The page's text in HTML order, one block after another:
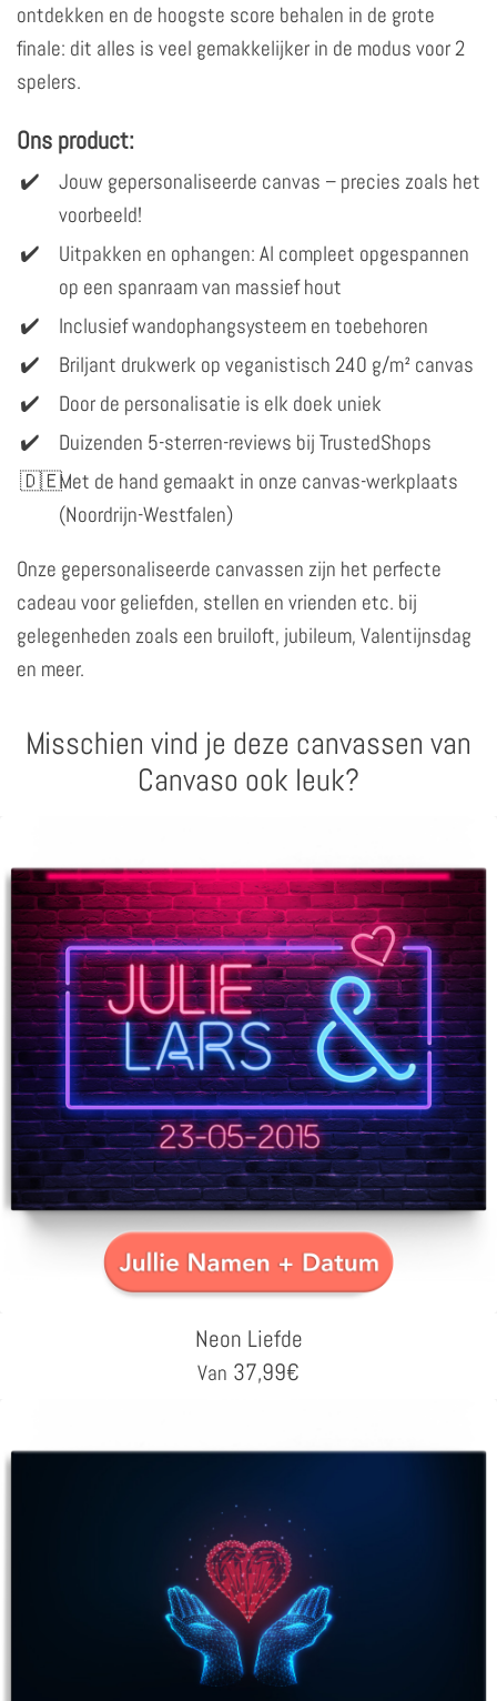
ontdekken en de hoogste score behalen in de grote
finale: dit alles is veel gemakkelijker in de modus voor 2
spelers.
Ons product:
Jouw gepersonaliseerde canvas – precies zoals het
voorbeeld!
Uitpakken en ophangen: Al compleet opgespannen
op een spanraam van massief hout
Inclusief wandophangsysteem en toebehoren
Briljant drukwerk op veganistisch 240 g/m² canvas
Door de personalisatie is elk doek uniek
Duizenden 5-sterren-reviews bij TrustedShops
Met de hand gemaakt in onze canvas-werkplaats
(Noordrijn-Westfalen)
Onze gepersonaliseerde canvassen zijn het perfecte
cadeau voor geliefden, stellen en vrienden etc. bij
gelegenheden zoals een bruiloft, jubileum, Valentijnsdag
en meer.
Misschien vind je deze canvassen van
Canvaso ook leuk?
Neon Liefde
Van 37,99€